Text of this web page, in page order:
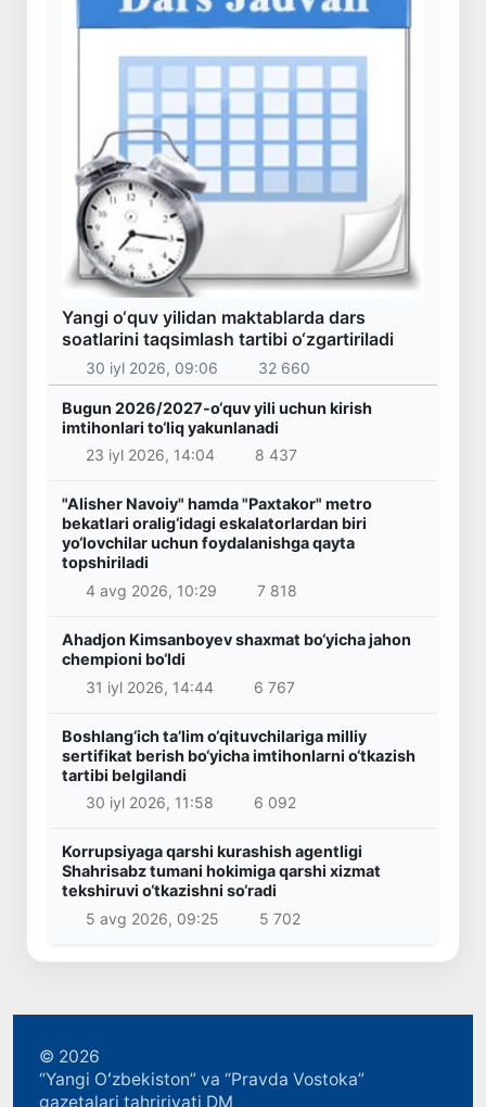
Yangi o‘quv yilidan maktablarda dars
soatlarini taqsimlash tartibi o‘zgartiriladi
30 iyl 2026, 09:06 32 660
Bugun 2026/2027-o‘quv yili uchun kirish
imtihonlari to‘liq yakunlanadi
23 iyl 2026, 14:04
8 437
"Alisher Navoiy" hamda "Paxtakor" metro
bekatlari oralig‘idagi eskalatorlardan biri
yo‘lovchilar uchun foydalanishga qayta
topshiriladi
4 avg 2026, 10:29
7 818
Ahadjon Kimsanboyev shaxmat bo‘yicha jahon
chempioni bo‘ldi
31 iyl 2026, 14:44
6 767
Boshlang‘ich ta’lim o‘qituvchilariga milliy
sertifikat berish bo‘yicha imtihonlarni o‘tkazish
tartibi belgilandi
30 iyl 2026, 11:58
6 092
Korrupsiyaga qarshi kurashish agentligi
Shahrisabz tumani hokimiga qarshi xizmat
tekshiruvi o‘tkazishni so‘radi
5 avg 2026, 09:25
5 702
© 2026
“Yangi Oʻzbekiston” va “Pravda Vostoka”
gazetalari tahririyati DM